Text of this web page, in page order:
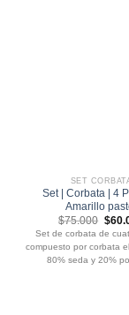
SET
Set | Corbata | 4
Amarillo
$75.000 El
era:
$
Set de corbata de
compuesto por corbata
80% seda y 20%